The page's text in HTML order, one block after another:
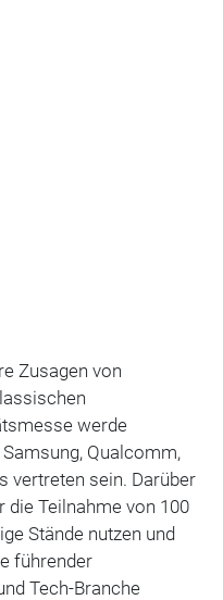
Zusagen von
werde
Qualcomm,
vertreten sein. Darüber
die Teilnahme von 100
Stände nutzen und
führender
Tech-Branche